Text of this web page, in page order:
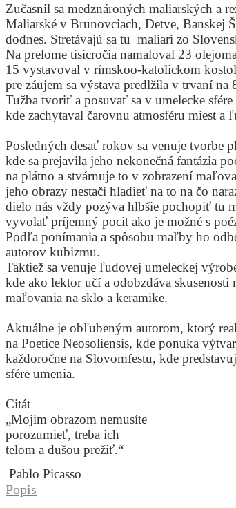
Zučasnil sa medznároných maliarských a
Maliarské v Brunovciach, Detve, Banskej
dodnes. Stretávajú sa tu maliari zo
Na prelome tisicročia namaloval 23
15 vystavoval v rímskoo-katolickom
pre záujem sa výstava predlžila v trvaní na
Tužba tvoriť a posuvať sa v umelecke
kde zachytaval čarovnu atmosféru miest a
Posledných desať rokov sa venuje tvorbe
kde sa prejavila jeho nekonečná fantázia
na plátno a stvárnuje to v zobrazení
jeho obrazy nestačí hladieť na to na čo
dielo nás vždy pozýva hlbšie pochopiť tu
vyvolať príjemný pocit ako je možné s
Podľa ponímania a spôsobu maľby ho
autorov kubizmu.
Taktiež sa venuje ľudovej umeleckej
kde ako lektor učí a odobzdáva
maľovania na sklo a keramike.
Aktuálne je obľubeným autorom, ktorý
na Poetice Neosoliensis, kde ponuka
každoročne na Slovomfestu, kde
sfére umenia.
Citát
„Mojim obrazom nemusíte
porozumieť, treba ich
telom a dušou prežiť.“
Pablo Picasso
Popis